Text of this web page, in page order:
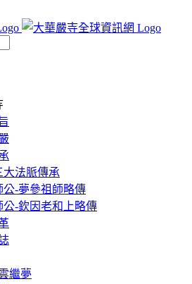
大法脈傳承
公-夢參祖師略傳
公-欽因老和上略傳
繼夢